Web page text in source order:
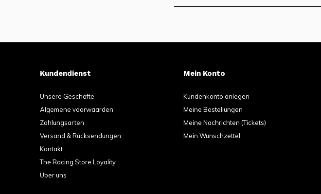
Kundendienst
Unsere Geschäfte
Algemene voorwaarden
Zahlungsarten
Versand & Rücksendungen
Kontakt
The Racing Store Loyality
Uber uns
Mein Konto
Kundenkonto anlegen
Meine Bestellungen
Meine Nachrichten (Tickets)
Mein Wunschzettel